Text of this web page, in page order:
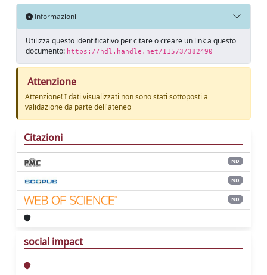
Informazioni
Utilizza questo identificativo per citare o creare un link a questo
documento: https://hdl.handle.net/11573/382490
Attenzione
Attenzione! I dati visualizzati non sono stati sottoposti a
validazione da parte dell'ateneo
Citazioni
ND
ND
ND
social impact